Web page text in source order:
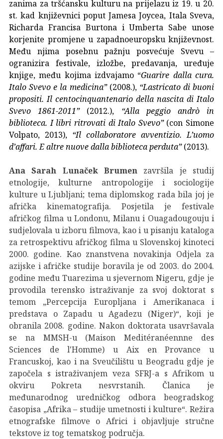
zanima za tršćansku kulturu na prijelazu iz 19. u 20.
st. kad književnici poput Jamesa Joycea, Itala Sveva,
Richarda Francisa Burtona i Umberta Sabe unose
korjenite promjene u zapadnoeuropsku književnost.
Među njima posebnu pažnju posvećuje Svevu –
ogranizira festivale, izložbe, predavanja, uređuje
knjige, među kojima izdvajamo “Guarire dalla cura.
Italo Svevo e la medicina” (2008.), “Lastricato di buoni
propositi. Il centocinquantenario della nascita di Italo
Svevo 1861-2011” (2012.), “Alla peggio andrò in
biblioteca. I libri ritrovati di Italo Svevo” (con Simone
Volpato, 2013), “Il collaboratore avventizio. L’uomo
d’affari. E altre nuove dalla biblioteca perduta”(2013).
Ana Sarah Lunaček Brumen završila je studij
etnologije, kulturne antropologije i sociologije
kulture u Ljubljani; tema diplomskog rada bila joj je
afrička kinematografija. Posjetila je festivale
afričkog filma u Londonu, Milanu i Ouagadougouju i
sudjelovala u izboru filmova, kao i u pisanju kataloga
za retrospektivu afričkog filma u Slovenskoj kinoteci
2000. godine. Kao znanstvena novakinja Odjela za
azijske i afričke studije boravila je od 2003. do 2004.
godine među Tuarezima u sjevernom Nigeru, gdje je
provodila terensko istraživanje za svoj doktorat s
temom „Percepcija Europljana i Amerikanaca i
predstava o Zapadu u Agadezu (Niger)“, koji je
obranila 2008. godine. Nakon doktorata usavršavala
se na MMSH-u (Maison Meditéranéennne des
Sciences de l'Homme) u Aix en Provance u
Francuskoj, kao i na Sveučilištu u Beogradu gdje je
započela s istraživanjem veza SFRJ-a s Afrikom u
okviru Pokreta nesvrstanih. Članica je
međunarodnog uredničkog odbora beogradskog
časopisa „Afrika – studije umetnosti i kulture“. Režira
etnografske filmove o Africi i objavljuje stručne
tekstove iz tog tematskog područja.